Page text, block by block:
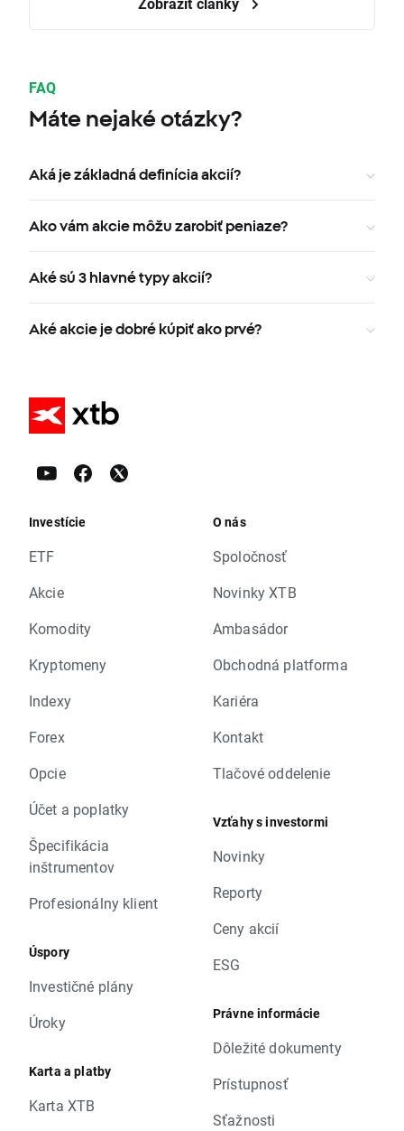
FAQ
Máte nejaké otázky?
Aká je základná definícia akcií?
Ako vám akcie môžu zarobiť peniaze?
Aké sú 3 hlavné typy akcií?
Aké akcie je dobré kúpiť ako prvé?
Investície
ETF
Akcie
Komodity
Kryptomeny
Indexy
Forex
Opcie
Účet a poplatky
Špecifikácia
inštrumentov
Profesionálny klient
Úspory
Investičné plány
Úroky
Karta a platby
Karta XTB
O nás
Spoločnosť
Novinky XTB
Ambasádor
Obchodná platforma
Kariéra
Kontakt
Tlačové oddelenie
Vzťahy s investormi
Novinky
Reporty
Ceny akcií
ESG
Právne informácie
Dôležité dokumenty
Prístupnosť
Sťažnosti